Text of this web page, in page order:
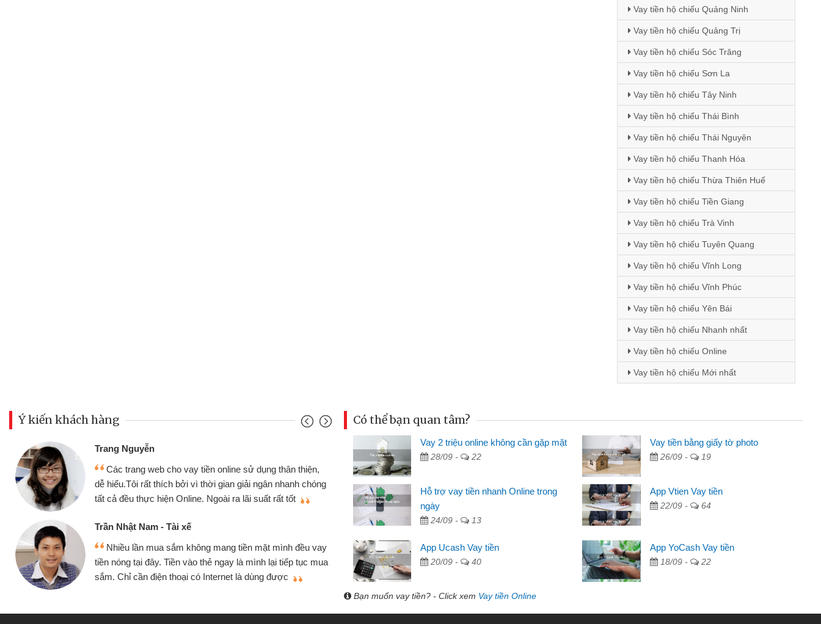
Vay tiền hộ chiếu Quảng Ninh
Vay tiền hộ chiếu Quảng Trị
Vay tiền hộ chiếu Sóc Trăng
Vay tiền hộ chiếu Sơn La
Vay tiền hộ chiếu Tây Ninh
Vay tiền hộ chiếu Thái Bình
Vay tiền hộ chiếu Thái Nguyên
Vay tiền hộ chiếu Thanh Hóa
Vay tiền hộ chiếu Thừa Thiên Huế
Vay tiền hộ chiếu Tiền Giang
Vay tiền hộ chiếu Trà Vinh
Vay tiền hộ chiếu Tuyên Quang
Vay tiền hộ chiếu Vĩnh Long
Vay tiền hộ chiếu Vĩnh Phúc
Vay tiền hộ chiếu Yên Bái
Vay tiền hộ chiếu Nhanh nhất
Vay tiền hộ chiếu Online
Vay tiền hộ chiếu Mới nhất
Ý kiến khách hàng
dụng thân thiện,
nhanh chóng
suất rất tốt
mặt mình đều vay
lại tiếp tục mua
được
Mình cần tiền gấp nên định cầm cố chiếc xe wave
nhưng thật may đã có gói vay tiền bằng CMND online
không cần gặp mặt nên rất tiện lợi, sẽ giới thiệu cho bạn
Tôi kinh doanh buôn bán nhỏ lẻ nhiều lúc cần vốn nhập
hàng, nhờ biết đến website qua bạn bè giới thiệu tôi đã giải
quyết được công việc của mình nhanh chóng
Mai Lan - Sinh viên
Tôi biết đến thông qua quảng cáo trên facebook. Tôi là
sinh viên nên cần đóng tiền nhà, sinh nhật bạn bè, mà đọc
thấy thủ tục nhanh gọn nên tôi quyết định vay
Mất 2 tuần các ngân hàng không ai cho vay. Trong khi
cần có 2 triệu để giải quyết việc riêng, trong 1-2 ngày tôi trả
được thôi. Cảm ơn đã giúp tôi kịp thời và nhanh chóng
Có thể bạn quan tâm?
Vay 2 triệu online không cần gặp mặt
28/09 - 22
Vay tiền bằng giấy tờ photo
26/09 - 19
Hỗ trợ vay tiền nhanh Online trong
ngày
24/09 - 13
App Vtien Vay tiền
22/09 - 64
App Ucash Vay tiền
20/09 - 40
App YoCash Vay tiền
18/09 - 22
Bạn muốn vay tiền? - Click xem Vay tiền Online